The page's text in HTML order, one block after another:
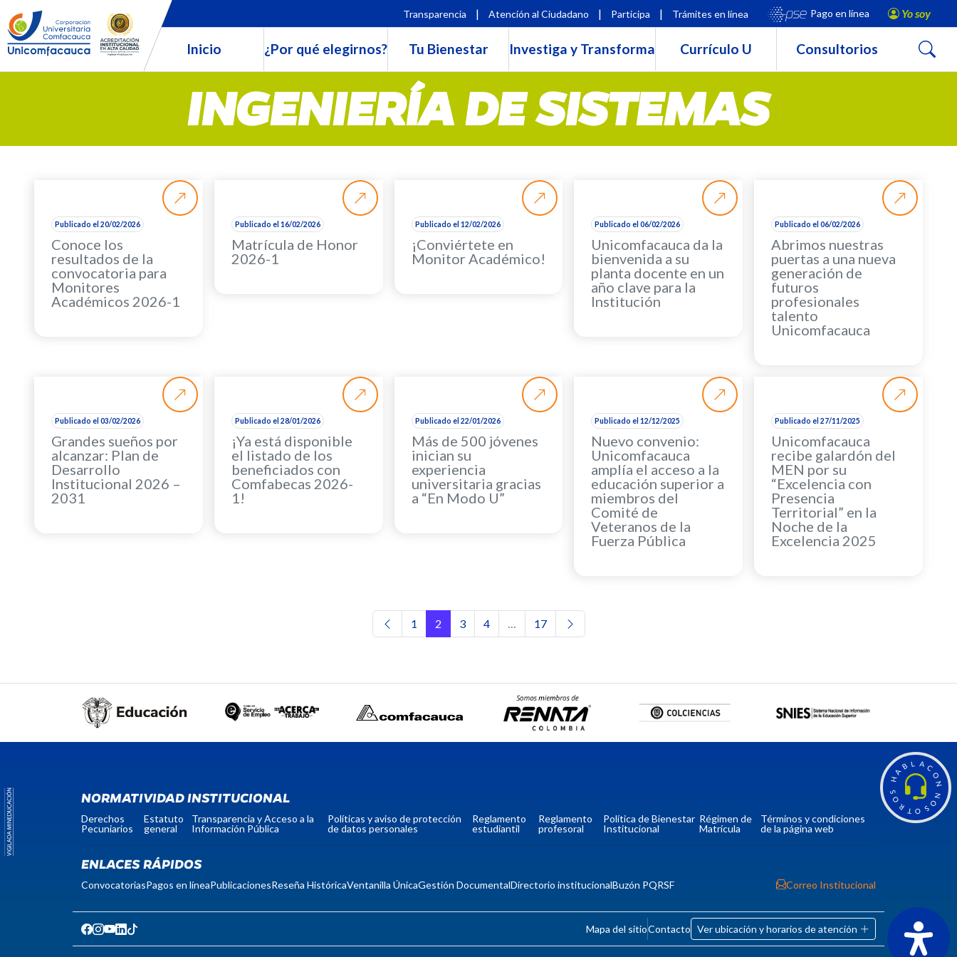
H
A
B L A C
O
N
N
O
S
O
T
R
O
S
Transparencia | Atención al Ciudadano | Participa | Trámites en línea Pago en línea Yo soy
Inicio ¿Por qué elegirnos? Tu Bienestar Investiga y Transforma Currículo U Consultorios Buscar
INGENIERÍA DE SISTEMAS
Publicado el 20/02/2026
Conoce los
resultados de la
convocatoria para
Monitores
Académicos 2026-1
Publicado el 16/02/2026
Matrícula de Honor
2026-1
Publicado el 12/02/2026
¡Conviértete en
Monitor Académico!
Publicado el 06/02/2026
Unicomfacauca da la
bienvenida a su
planta docente en un
año clave para la
Institución
Publicado el 06/02/2026
Abrimos nuestras
puertas a una nueva
generación de
futuros
profesionales
talento
Unicomfacauca
Publicado el 03/02/2026
Grandes sueños por
alcanzar: Plan de
Desarrollo
Institucional 2026 –
2031
Publicado el 28/01/2026
¡Ya está disponible
el listado de los
beneficiados con
Comfabecas 2026-
1!
Publicado el 22/01/2026
Más de 500 jóvenes
inician su
experiencia
universitaria gracias
a “En Modo U”
Publicado el 12/12/2025
Nuevo convenio:
Unicomfacauca
amplía el acceso a la
educación superior a
miembros del
Comité de
Veteranos de la
Fuerza Pública
Publicado el 27/11/2025
Unicomfacauca
recibe galardón del
MEN por su
“Excelencia con
Presencia
Territorial” en la
Noche de la
Excelencia 2025
Navegación de entradas
1 2 3 4 … 17
NORMATIVIDAD INSTITUCIONAL
Derechos
Pecuniarios
Estatuto
general
Transparencia y Acceso a la
Información Pública
Políticas y aviso de protección
de datos personales
Reglamento
estudiantil
Reglamento
profesoral
Política de Bienestar
Institucional
Régimen de
Matrícula
Términos y condiciones
de la página web
ENLACES RÁPIDOS
ConvocatoriasPagos en líneaPublicacionesReseña HistóricaVentanilla ÚnicaGestión DocumentalDirectorio institucionalBuzón PQRSF Correo Institucional
Mapa del sitioContacto Ver ubicación y horarios de atención